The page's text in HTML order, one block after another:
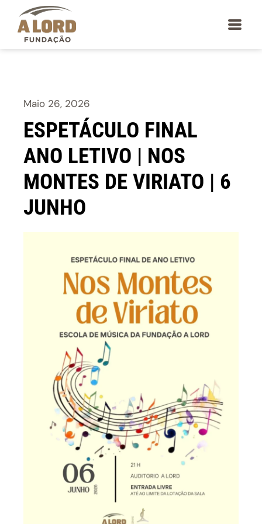
Maio 26, 2026
ESPETÁCULO FINAL
ANO LETIVO | NOS
MONTES DE VIRIATO | 6
JUNHO